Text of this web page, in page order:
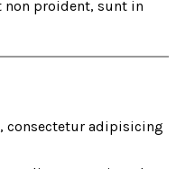
non proident, sunt in
consectetur adipisicing